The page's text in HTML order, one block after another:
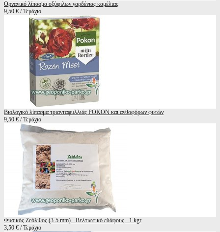
Οργανικό λίπασμα οξύφιλων γαρδένιας καμέλιας
9,50 € / Τεμάχιο
Βιολογικό λίπασμα τριανταφυλλιάς POKON και ανθοφόρων φυτών
9,50 € / Τεμάχιο
Φυσικός Ζεόλιθος (3-5 mm) - Βελτιωτικό εδάφους - 1 kgr
3,50 € / Τεμάχιο